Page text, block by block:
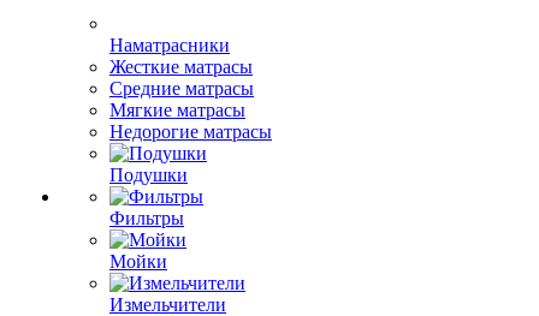
Наматрасники
Жесткие матрасы
Средние матрасы
Мягкие матрасы
Недорогие матрасы
Подушки
Фильтры
Мойки
Измельчители